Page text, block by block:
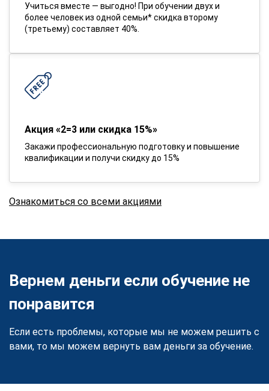
Учиться вместе — выгодно! При обучении двух и
более человек из одной семьи* скидка второму
(третьему) составляет 40%.
Акция «2=3 или скидка 15%»
Закажи профессиональную подготовку и повышение
квалификации и получи скидку до 15%
Ознакомиться со всеми акциями
Вернем деньги если обучение не
понравится
Если есть проблемы, которые мы не можем решить с
вами, то мы можем вернуть вам деньги за обучение.